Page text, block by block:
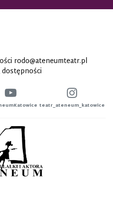
rodo@ateneumteatr.pl
dostępności
teatr_ateneum_katowice